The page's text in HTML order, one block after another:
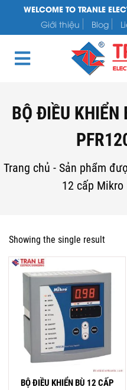
WELCOME TO TRANLE
Giới thiệu
Blog
BỘ ĐIỀU KHIỂN
Trang chủ - Sản phẩm
12 cấp Mikro
Showing the single result
BỘ ĐIỀU KHIỂN BÙ 12 CẤP